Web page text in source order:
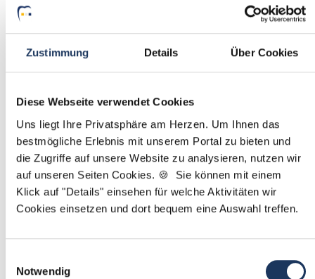
Zustimmung Details Über Cookies
Diese Webseite verwendet Cookies
Uns liegt Ihre Privatsphäre am Herzen. Um Ihnen das
bestmögliche Erlebnis mit unserem Portal zu bieten und
die Zugriffe auf unsere Website zu analysieren, nutzen wir
auf unseren Seiten Cookies. 🍪 Sie können mit einem
Klick auf "Details" einsehen für welche Aktivitäten wir
Cookies einsetzen und dort bequem eine Auswahl treffen.
Notwendig
Datenschutzerklärunggelesen und bin mit
ihr einverstanden.
Stellenanfrage absenden
Schon Stellenanfrage abgesendet? Dann passen Siehier
Ihre Angaben für die Stellensuche an.
Mit*markierte Felder sind Pflichtfelder